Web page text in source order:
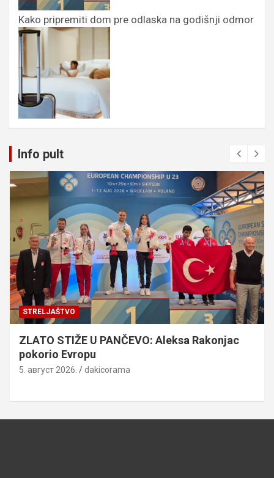
Kako pripremiti dom pre odlaska na godišnji odmor
Info pult
STRELJAŠTVO
ZLATO STIŽE U PANČEVO: Aleksa Rakonjac
pokorio Evropu
5. август 2026. dakicorama